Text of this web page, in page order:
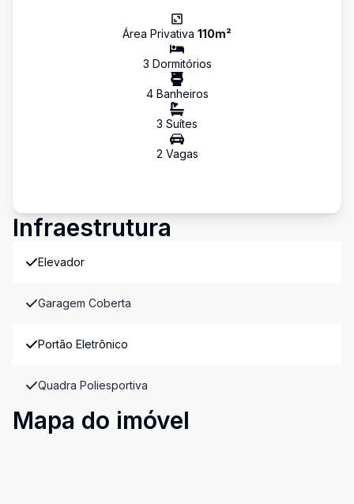
Área Privativa 110m²
3 Dormitórios
4Banheiros
3 Suítes
2 Vagas
Infraestrutura
Elevador
Garagem Coberta
Portão Eletrônico
Quadra Poliesportiva
Mapa do imóvel